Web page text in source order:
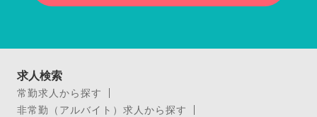
求人検索
常勤求人から探す
非常勤（アルバイト）求人から探す